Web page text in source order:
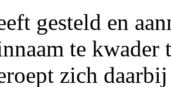
gesteld en
te
zich